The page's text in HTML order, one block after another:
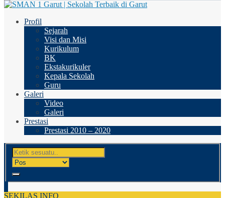
Profil
Sejarah
Visi dan Misi
Kurikulum
BK
Ekstakurikuler
Kepala Sekolah
Guru
Galeri
Video
Galeri
Prestasi
Prestasi 2010 – 2020
SEKILAS INFO